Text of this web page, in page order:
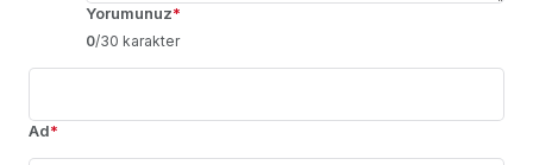
Yorumunuz*
0/30 karakter
Ad*